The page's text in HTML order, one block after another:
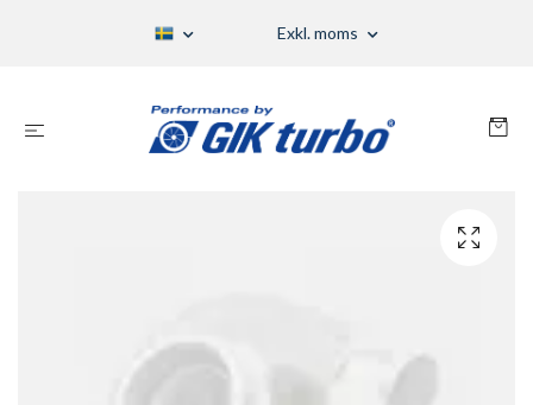
Exkl. moms